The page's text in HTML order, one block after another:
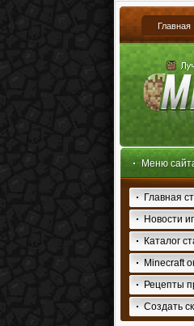
Главная
Меню
Главная
Новости
Каталог
Minecraft
Рецепты
Создать